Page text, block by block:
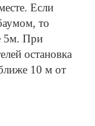
Если
то
5м. При
остановка
10 м от